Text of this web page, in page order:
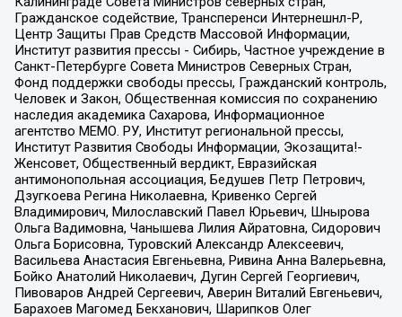
Гражданское содействие, Трансперенси Интернешнл-Р,
Центр Защиты Прав Средств Массовой Информации,
Институт развития прессы - Сибирь, Частное учреждение в
Санкт-Петербурге Совета Министров Северных Стран,
Фонд поддержки свободы прессы, Гражданский контроль,
Человек и Закон, Общественная комиссия по сохранению
наследия академика Сахарова, Информационное
агентство МЕМО. РУ, Институт региональной прессы,
Институт Развития Свободы Информации, Экозащита!-
Женсовет, Общественный вердикт, Евразийская
антимонопольная ассоциация, Бедушев Петр Петрович,
Дзугкоева Регина Николаевна, Кривенко Сергей
Владимирович, Милославский Павел Юрьевич, Шнырова
Ольга Вадимовна, Чанышева Лилия Айратовна, Сидорович
Ольга Борисовна, Туровский Александр Алексеевич,
Васильева Анастасия Евгеньевна, Ривина Анна Валерьевна,
Бойко Анатолий Николаевич, Дугин Сергей Георгиевич,
Пивоваров Андрей Сергеевич, Аверин Виталий Евгеньевич,
Барахоев Магомед Бекханович, Шарипков Олег